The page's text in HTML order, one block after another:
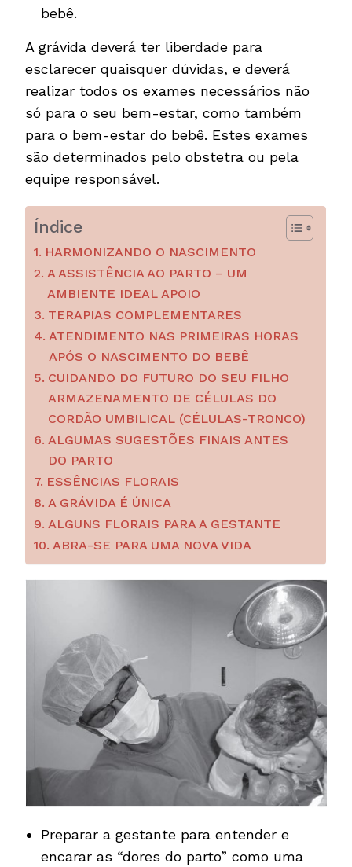
bebê.
A grávida deverá ter liberdade para
esclarecer quaisquer dúvidas, e deverá
realizar todos os exames necessários não
só para o seu bem-estar, como também
para o bem-estar do bebê. Estes exames
são determinados pelo obstetra ou pela
equipe responsável.
Índice
HARMONIZANDO O NASCIMENTO
A ASSISTÊNCIA AO PARTO – UM
AMBIENTE IDEAL APOIO
TERAPIAS COMPLEMENTARES
ATENDIMENTO NAS PRIMEIRAS HORAS
APÓS O NASCIMENTO DO BEBÊ
CUIDANDO DO FUTURO DO SEU FILHO
ARMAZENAMENTO DE CÉLULAS DO
CORDÃO UMBILICAL (CÉLULAS-TRONCO)
ALGUMAS SUGESTÕES FINAIS ANTES
DO PARTO
ESSÊNCIAS FLORAIS
A GRÁVIDA É ÚNICA
ALGUNS FLORAIS PARA A GESTANTE
ABRA-SE PARA UMA NOVA VIDA
Preparar a gestante para entender e
encarar as “dores do parto” como uma